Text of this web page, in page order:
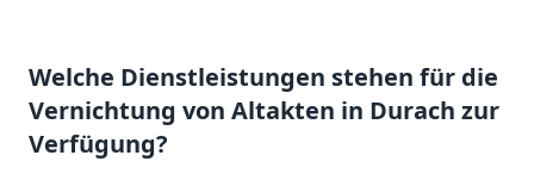
Welche Dienstleistungen stehen für die
Vernichtung von Altakten in Durach zur
Verfügung?